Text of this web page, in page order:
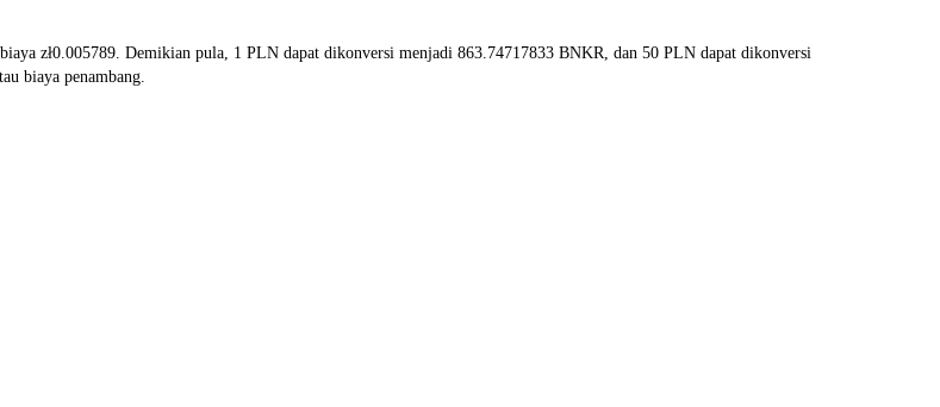
zł0.005789. Demikian pula, 1 PLN dapat dikonversi menjadi 863.74717833 BNKR, dan 50 PLN dapat dikonversi
biaya penambang.